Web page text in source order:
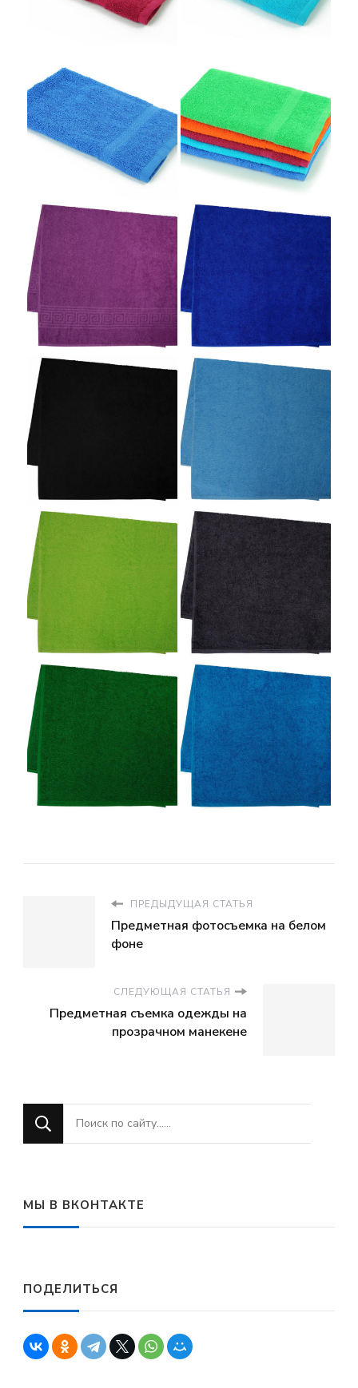
ПРЕДЫДУЩАЯ СТАТЬЯ
Предметная фотосъемка на белом
фоне
СЛЕДУЮЩАЯ СТАТЬЯ
Предметная съемка одежды на
прозрачном манекене
Ищите
что-
МЫ В ВКОНТАКТЕ
ПОДЕЛИТЬСЯ